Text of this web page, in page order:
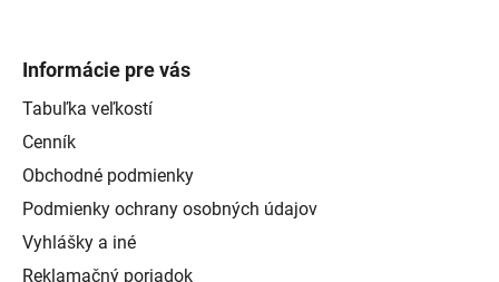
Informácie pre vás
Tabuľka veľkostí
Cenník
Obchodné podmienky
Podmienky ochrany osobných údajov
Vyhlášky a iné
Reklamačný poriadok